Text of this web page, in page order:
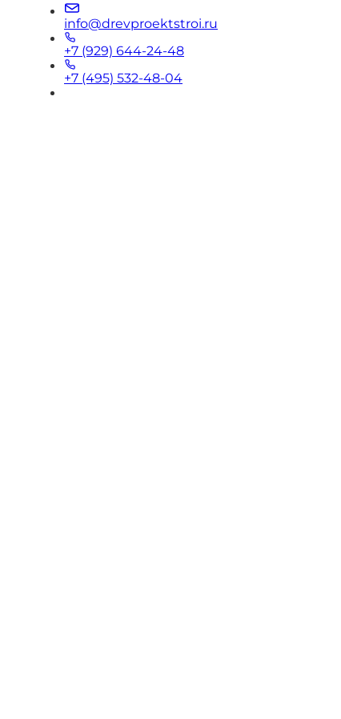
info@drevproektstroi.ru
+7 (929) 644-24-48
+7 (495) 532-48-04